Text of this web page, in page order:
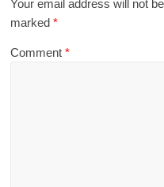
Your email address will not
marked*
Comment*